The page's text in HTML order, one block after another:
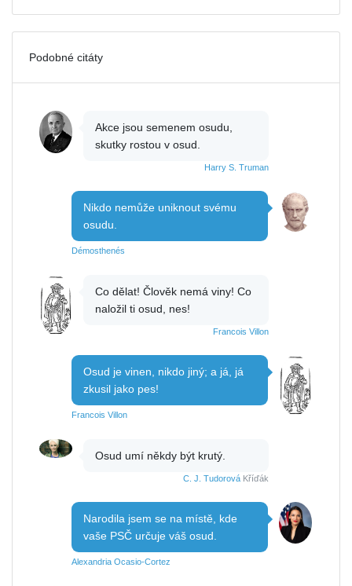
Podobné citáty
Akce jsou semenem osudu,
skutky rostou v osud.
Harry S. Truman
Nikdo nemůže uniknout svému
osudu.
Démosthenés
Co dělat! Člověk nemá viny! Co
naložil ti osud, nes!
Francois Villon
Osud je vinen, nikdo jiný; a já, já
zkusil jako pes!
Francois Villon
Osud umí někdy být krutý.
C. J. Tudorová Kříďák
Narodila jsem se na místě, kde
vaše PSČ určuje váš osud.
Alexandria Ocasio-Cortez